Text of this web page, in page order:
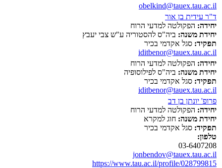
obelkind@tauex.tau.ac.il
ד"ר עידית בן אור
יחידה: הפקולטה למדעי הרוח
יחידת משנה: ביה"ס להסטוריה ע"ש צבי יעבץ
תפקיד: סגל אקדמי בכיר
iditbenor@tauex.tau.ac.il
יחידה: הפקולטה למדעי הרוח
יחידת משנה: ביה"ס לפילוסופיה
תפקיד: סגל אקדמי בכיר
iditbenor@tauex.tau.ac.il
פרופ' יונתן בן דב
יחידה: הפקולטה למדעי הרוח
יחידת משנה: חוג למקרא
תפקיד: סגל אקדמי בכיר
טלפון:
03-6407208
jonbendov@tauex.tau.ac.il
https://www.tau.ac.il/profile/028799815